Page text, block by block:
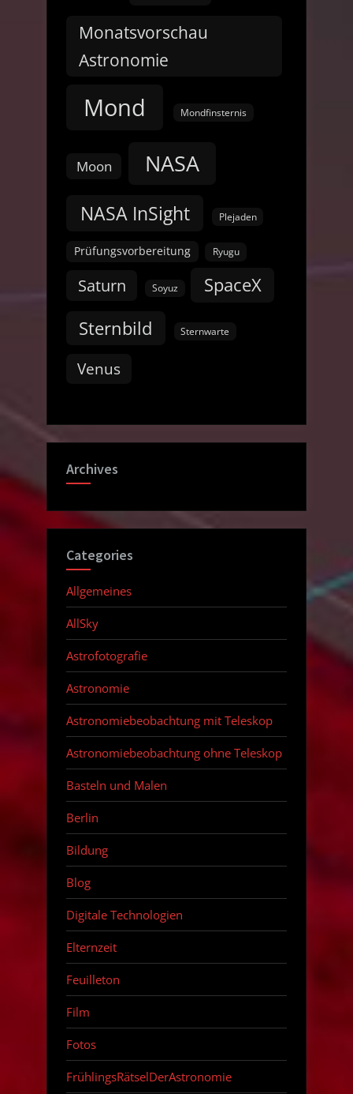
Monatsvorschau
Astronomie
Mond Mondfinsternis
Moon NASA
NASA InSight Plejaden
Prüfungsvorbereitung Ryugu
Saturn Soyuz
SpaceX
Sternbild
Sternwarte
Venus
Archives
Categories
Allgemeines
AllSky
Astrofotografie
Astronomie
Astronomiebeobachtung mit Teleskop
Astronomiebeobachtung ohne Teleskop
Basteln und Malen
Berlin
Bildung
Blog
Digitale Technologien
Elternzeit
Feuilleton
Film
Fotos
FrühlingsRätselDerAstronomie